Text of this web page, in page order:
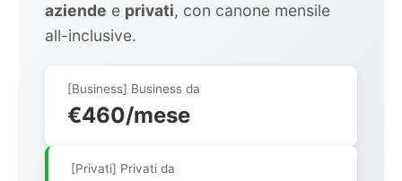
aziende e privati, con canone mensile
all-inclusive.
[Business] Business da
€460/mese
[Privati] Privati da